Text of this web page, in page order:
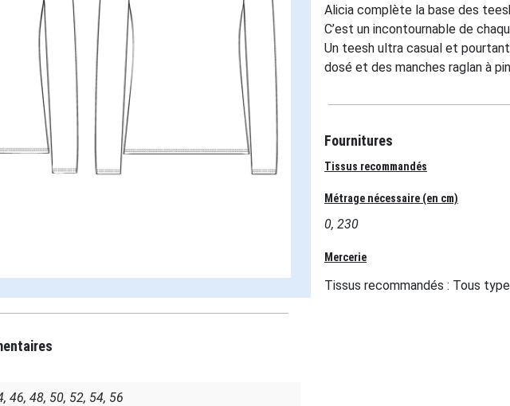
46, 48, 50, 52, 54, 56
Alicia complète la base des
C’est un incontournable de
Un teesh ultra casual et
dosé et des manches raglan à
Fournitures
Tissus recommandés
Métrage nécessaire (en cm)
0, 230
Mercerie
Tissus recommandés : Tous